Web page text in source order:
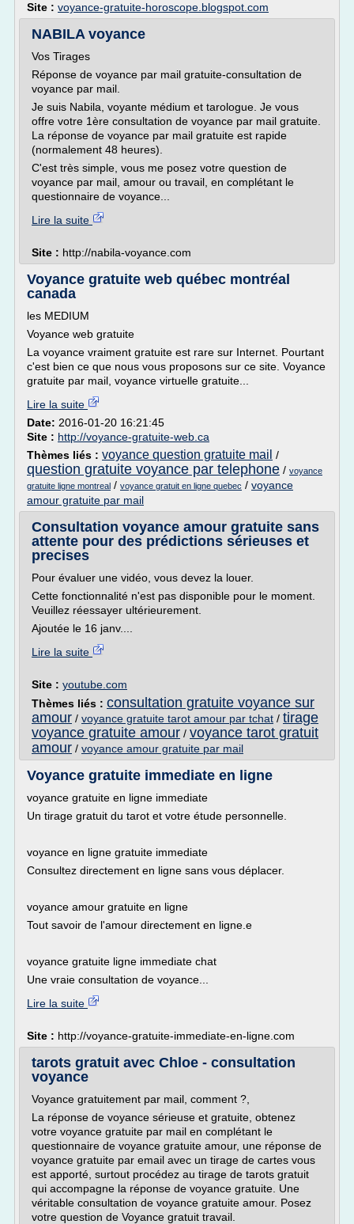
Site : voyance-gratuite-horoscope.blogspot.com
NABILA voyance
Vos Tirages
Réponse de voyance par mail gratuite-consultation de
voyance par mail.
Je suis Nabila, voyante médium et tarologue. Je vous
offre votre 1ère consultation de voyance par mail gratuite.
La réponse de voyance par mail gratuite est rapide
(normalement 48 heures).
C'est très simple, vous me posez votre question de
voyance par mail, amour ou travail, en complétant le
questionnaire de voyance...
Lire la suite
Site : http://nabila-voyance.com
Voyance gratuite web québec montréal
canada
les MEDIUM
Voyance web gratuite
La voyance vraiment gratuite est rare sur Internet. Pourtant
c'est bien ce que nous vous proposons sur ce site. Voyance
gratuite par mail, voyance virtuelle gratuite...
Lire la suite
Date: 2016-01-20 16:21:45
Site : http://voyance-gratuite-web.ca
Thèmes liés : voyance question gratuite mail /
question gratuite voyance par telephone / voyance
gratuite ligne montreal / voyance gratuit en ligne quebec / voyance
amour gratuite par mail
Consultation voyance amour gratuite sans
attente pour des prédictions sérieuses et
precises
Pour évaluer une vidéo, vous devez la louer.
Cette fonctionnalité n'est pas disponible pour le moment.
Veuillez réessayer ultérieurement.
Ajoutée le 16 janv....
Lire la suite
Site : youtube.com
Thèmes liés : consultation gratuite voyance sur
amour / voyance gratuite tarot amour par tchat / tirage
voyance gratuite amour / voyance tarot gratuit
amour / voyance amour gratuite par mail
Voyance gratuite immediate en ligne
voyance gratuite en ligne immediate
Un tirage gratuit du tarot et votre étude personnelle.
voyance en ligne gratuite immediate
Consultez directement en ligne sans vous déplacer.
voyance amour gratuite en ligne
Tout savoir de l'amour directement en ligne.e
voyance gratuite ligne immediate chat
Une vraie consultation de voyance...
Lire la suite
Site : http://voyance-gratuite-immediate-en-ligne.com
tarots gratuit avec Chloe - consultation
voyance
Voyance gratuitement par mail, comment ?,
La réponse de voyance sérieuse et gratuite, obtenez
votre voyance gratuite par mail en complétant le
questionnaire de voyance gratuite amour, une réponse de
voyance gratuite par email avec un tirage de cartes vous
est apporté, surtout procédez au tirage de tarots gratuit
qui accompagne la réponse de voyance gratuite. Une
véritable consultation de voyance gratuite amour. Posez
votre question de Voyance gratuit travail.